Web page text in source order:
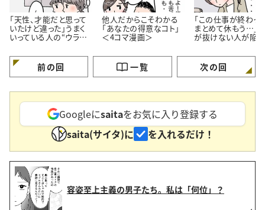
「天性、才能だと思って
いたけど違った」うまく
いっている人の“ウラ
他人だからこそわかる
「あなたの得意なコト」
＜4コマ漫画＞
「この仕事が終わっ
まとめて休もう…」
が抜けない人が陥
漫画＞
前の回 一覧 次の回
Googleにsaitaをお気に入り登録する
saita(サイタ)に
を入れるだけ！
容姿至上主義の男子たち。私は「何位」？